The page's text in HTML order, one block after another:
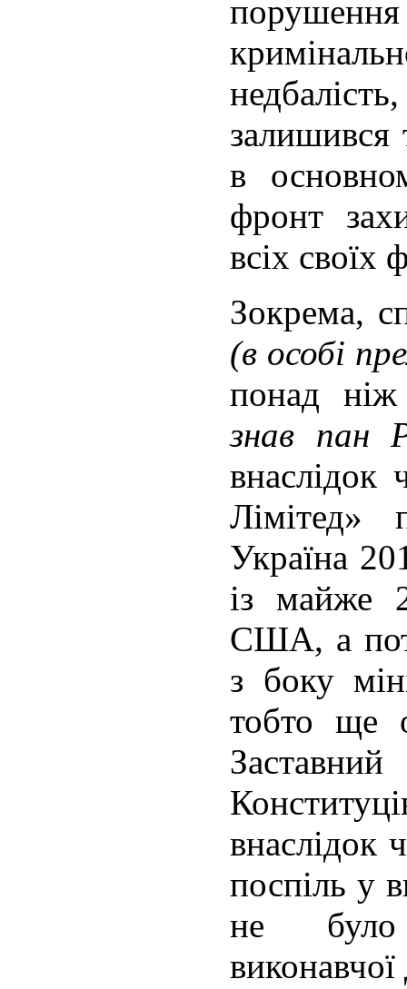
залишився
в
фронт
всіх своїх
Зокрема,
(в особі
понад
знав пан
Лімітед»
Україна
із майже
США, а
з боку
тобто ще
внаслідок
поспіль у
не було
виконавчої